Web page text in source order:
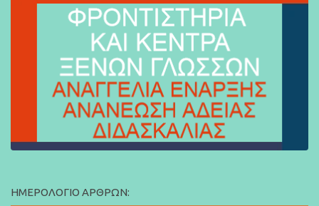
ΗΜΕΡΟΛΌΓΙΟ ΆΡΘΡΩΝ: